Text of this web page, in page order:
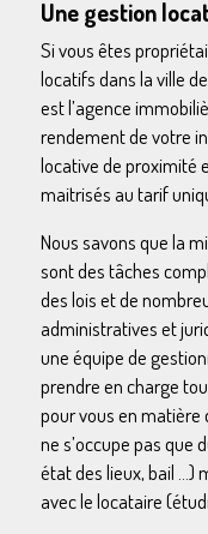
Une gestion
Si vous êtes
locatifs dans la ville
est l’agence
rendement de votre
locative de proximité
maitrisés au tarif
Nous savons que la
sont des tâches
des lois et de
administratives et
une équipe de
prendre en charge
pour vous en matière
ne s’occupe pas que
état des lieux, bail …)
avec le locataire